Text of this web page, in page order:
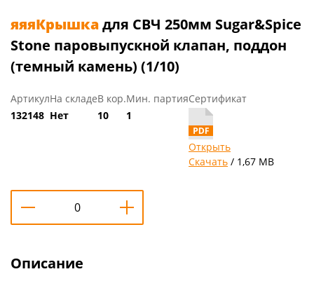
яяяКрышкадля СВЧ 250мм Sugar&Spice
Stone паровыпускной клапан, поддон
(темный камень) (1/10)
Артикул
132148
На складе
Нет
В кор.
10
Мин. партия
1
Сертификат
Открыть
Скачать / 1,67 MB
Описание